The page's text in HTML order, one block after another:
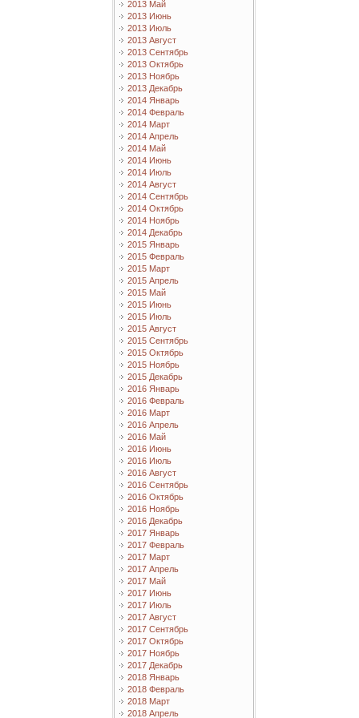
2013 Май
2013 Июнь
2013 Июль
2013 Август
2013 Сентябрь
2013 Октябрь
2013 Ноябрь
2013 Декабрь
2014 Январь
2014 Февраль
2014 Март
2014 Апрель
2014 Май
2014 Июнь
2014 Июль
2014 Август
2014 Сентябрь
2014 Октябрь
2014 Ноябрь
2014 Декабрь
2015 Январь
2015 Февраль
2015 Март
2015 Апрель
2015 Май
2015 Июнь
2015 Июль
2015 Август
2015 Сентябрь
2015 Октябрь
2015 Ноябрь
2015 Декабрь
2016 Январь
2016 Февраль
2016 Март
2016 Апрель
2016 Май
2016 Июнь
2016 Июль
2016 Август
2016 Сентябрь
2016 Октябрь
2016 Ноябрь
2016 Декабрь
2017 Январь
2017 Февраль
2017 Март
2017 Апрель
2017 Май
2017 Июнь
2017 Июль
2017 Август
2017 Сентябрь
2017 Октябрь
2017 Ноябрь
2017 Декабрь
2018 Январь
2018 Февраль
2018 Март
2018 Апрель